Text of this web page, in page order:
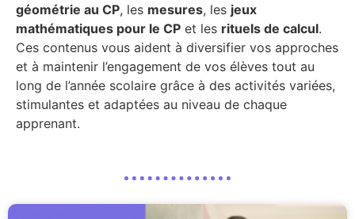
géométrie au CP, les mesures, les jeux
mathématiques pour le CP et les rituels de calcul.
Ces contenus vous aident à diversifier vos approches
et à maintenir l’engagement de vos élèves tout au
long de l’année scolaire grâce à des activités variées,
stimulantes et adaptées au niveau de chaque
apprenant.